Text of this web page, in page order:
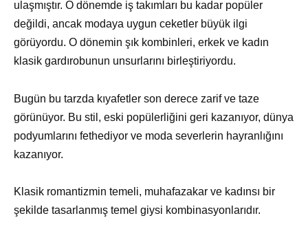
ulaşmıştır. O dönemde iş takımları bu kadar popüler
değildi, ancak modaya uygun ceketler büyük ilgi
görüyordu. O dönemin şık kombinleri, erkek ve kadın
klasik gardırobunun unsurlarını birleştiriyordu.
Bugün bu tarzda kıyafetler son derece zarif ve taze
görünüyor. Bu stil, eski popülerliğini geri kazanıyor, dünya
podyumlarını fethediyor ve moda severlerin hayranlığını
kazanıyor.
Klasik romantizmin temeli, muhafazakar ve kadınsı bir
şekilde tasarlanmış temel giysi kombinasyonlarıdır.